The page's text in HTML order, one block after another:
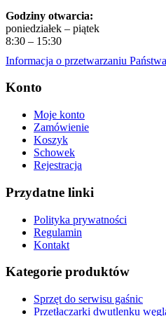
Godziny otwarcia:
poniedziałek – piątek
8:30 – 15:30
Informacja o przetwarzaniu
Konto
Moje konto
Zamówienie
Koszyk
Schowek
Rejestracja
Przydatne linki
Polityka prywatności
Regulamin
Kontakt
Kategorie produktów
Sprzęt do serwisu gaśnic
Przetłaczarki dwutlenku